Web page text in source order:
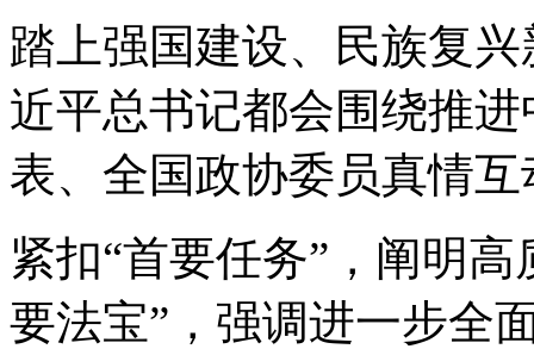
踏上强国建设、民族复
近平总书记都会围绕推
表、全国政协委员真情
紧扣“首要任务”，阐明
要法宝”，强调进一步全